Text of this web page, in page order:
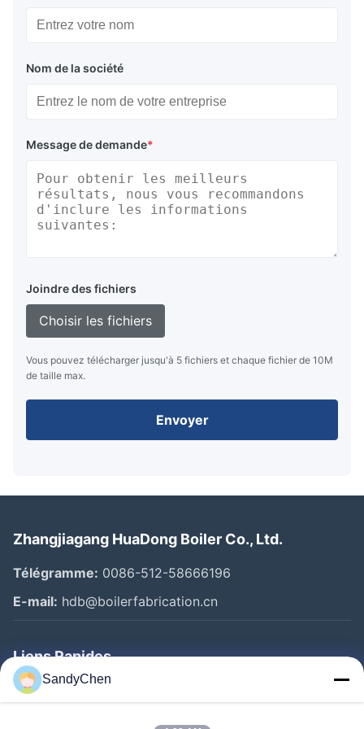
Nom de la société
Message de demande*
Joindre des fichiers
Choisir les fichiers
Vous pouvez télécharger jusqu'à 5 fichiers et chaque fichier de 10M
de taille max.
Envoyer
Zhangjiagang HuaDong Boiler Co., Ltd.
Télégramme: 0086-512-58666196
E-mail: hdb@boilerfabrication.cn
Liens Rapides
Maison
SandyChen